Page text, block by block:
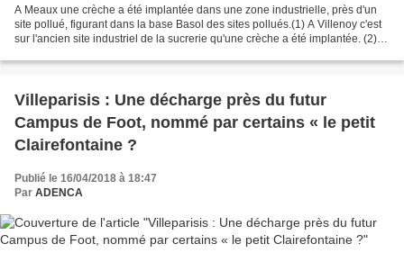
A Meaux une crèche a été implantée dans une zone industrielle, près d'un
site pollué, figurant dans la base Basol des sites pollués.(1) A Villenoy c'est
sur l'ancien site industriel de la sucrerie qu'une crèche a été implantée. (2)
Villeparisis : Une décharge près du futur
Campus de Foot, nommé par certains « le petit
Clairefontaine ?
Publié le 16/04/2018 à 18:47
Par ADENCA